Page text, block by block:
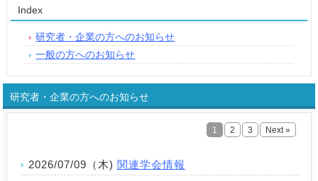
Index
研究者・企業の方へのお知らせ
一般の方へのお知らせ
研究者・企業の方へのお知らせ
1 2 3 Next »
2026/07/09（木) 関連学会情報